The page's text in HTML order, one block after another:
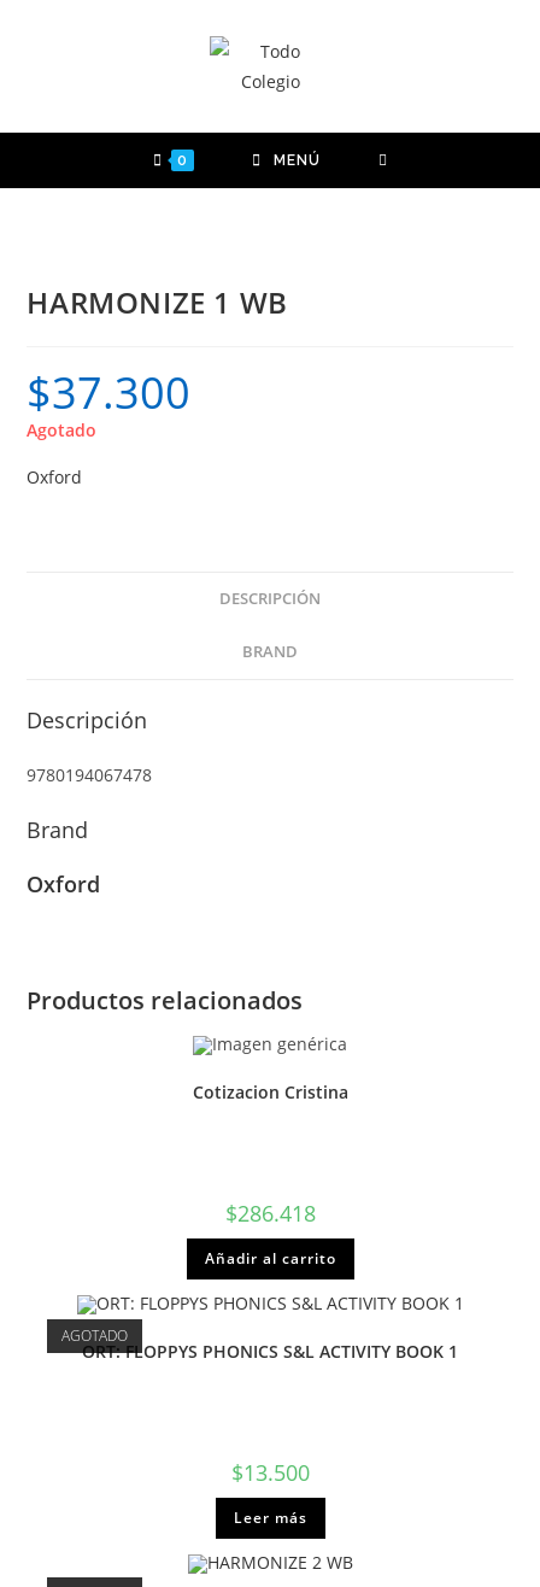
0 MENÚ
HARMONIZE 1 WB
$37.300
Agotado
Oxford
DESCRIPCIÓN
BRAND
Descripción
9780194067478
Brand
Oxford
Productos relacionados
Cotizacion Cristina
$286.418
Añadir al carrito
AGOTADO
ORT: FLOPPYS PHONICS S&L ACTIVITY BOOK 1
$13.500
Leer más